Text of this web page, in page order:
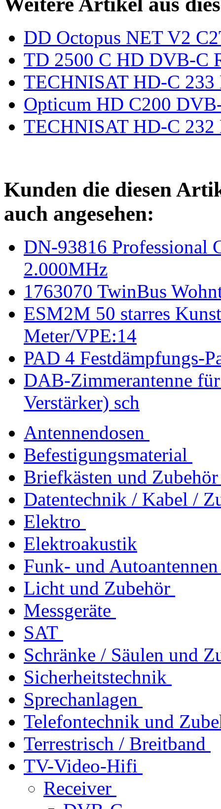
DD Octopus NET V2
TD 2500 C HD DVB-C
TECHNISAT HD-C 233
Opticum HD C200
TECHNISAT HD-C 232
Kunden die diesen
auch angesehen:
DN-93816 Professional
2.000MHz
1763070 TwinBus
ESM2M 50 starres
Meter/VPE:14
PAD 4 Festdämpfungs-
DAB-Zimmerantenne
Verstärker) sch
Antennendosen
Befestigungsmaterial
Briefkästen und Zubehör
Datentechnik / Kabel /
Elektro
Elektroakustik
Funk- und Autoantennen
Licht und Zubehör
Messgeräte
SAT
Schränke / Säulen und
Sicherheitstechnik
Sprechanlagen
Telefontechnik und
Terrestrisch / Breitband
TV-Video-Hifi
Receiver